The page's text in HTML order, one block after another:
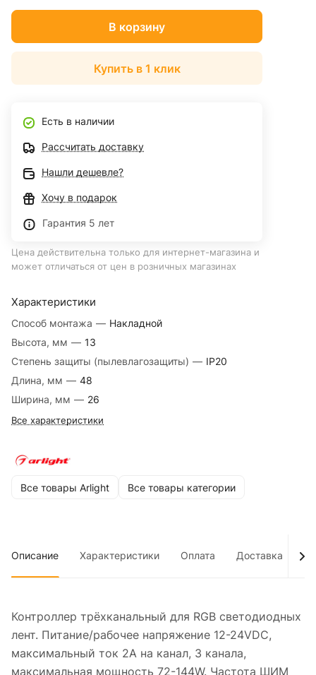
Характеристики
Способ монтажа — Накладной
Высота, мм — 13
Степень защиты (пылевлагозащиты) — IP20
Длина, мм — 48
Ширина, мм — 26
Все характеристики
Все товары Arlight Все товары категории
В корзину
Купить в 1 клик
Есть в наличии
Рассчитать доставку
Нашли дешевле?
Хочу в подарок
Гарантия 5 лет
Цена действительна только для интернет-магазина и
может отличаться от цен в розничных магазинах
Описание Характеристики Оплата Доставка
Контроллер трёхканальный для RGB светодиодных
лент. Питание/рабочее напряжение 12-24VDC,
максимальный ток 2A на канал, 3 канала,
максимальная мощность 72-144W. Частота ШИМ